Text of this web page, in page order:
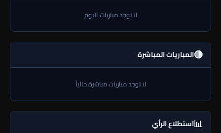
لا توجد مباريات اليوم
🔴المباريات المباشرة
لا توجد مباريات مباشرة حالياً
📊استطلاع الرأي